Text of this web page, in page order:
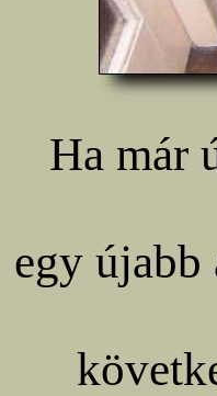
Ha már
egy újabb